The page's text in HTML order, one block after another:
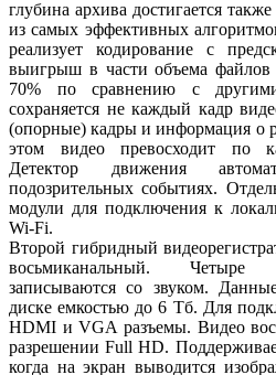
глубина архива достигается
из самых эффективных
реализует кодирование с
выигрыш в части объема файлов
70% по сравнению с
сохраняется не каждый кадр
(опорные) кадры и информация о
этом видео превосходит по
Детектор движения
подозрительных событиях.
модули для подключения к
Wi-Fi.
Второй гибридный
восьмиканальный. Четыре
записываются со звуком.
диске емкостью до 6 Тб. Для
HDMI и VGA разъемы. Видео
разрешении Full HD.
когда на экран выводится